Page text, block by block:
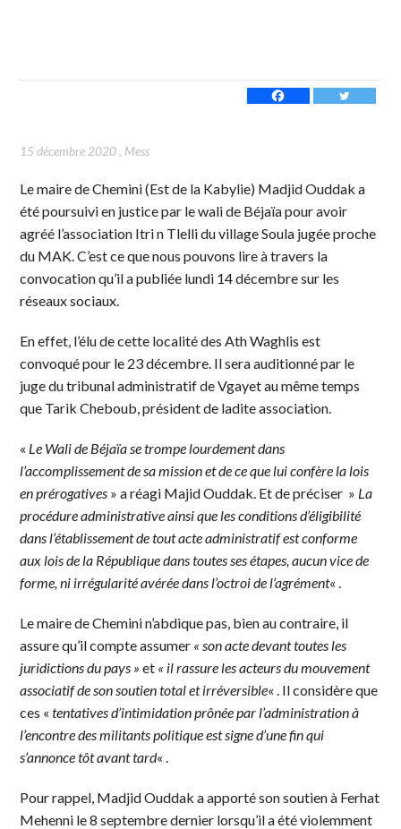
15 décembre 2020, Mess
Le maire de Chemini (Est de la Kabylie) Madjid Ouddak a
été poursuivi en justice par le wali de Béjaïa pour avoir
agréé l’association Itri n Tlelli du village Soula jugée proche
du MAK. C’est ce que nous pouvons lire à travers la
convocation qu’il a publiée lundi 14 décembre sur les
réseaux sociaux.
En effet, l’élu de cette localité des Ath Waghlis est
convoqué pour le 23 décembre. Il sera auditionné par le
juge du tribunal administratif de Vgayet au même temps
que Tarik Cheboub, président de ladite association.
« Le Wali de Béjaïa se trompe lourdement dans
l’accomplissement de sa mission et de ce que lui confère la lois
en prérogatives » a réagi Majid Ouddak. Et de préciser » La
procédure administrative ainsi que les conditions d’éligibilité
dans l’établissement de tout acte administratif est conforme
aux lois de la République dans toutes ses étapes, aucun vice de
forme, ni irrégularité avérée dans l’octroi de l’agrément« .
Le maire de Chemini n’abdique pas, bien au contraire, il
assure qu’il compte assumer « son acte devant toutes les
juridictions du pays »et « il rassure les acteurs du mouvement
associatif de son soutien total et irréversible« . Il considère que
ces «tentatives d’intimidation prônée par l’administration à
l’encontre des militants politique est signe d’une fin qui
s’annonce tôt avant tard« .
Pour rappel, Madjid Ouddak a apporté son soutien à Ferhat
Mehenni le 8 septembre dernier lorsqu’il a été violemment